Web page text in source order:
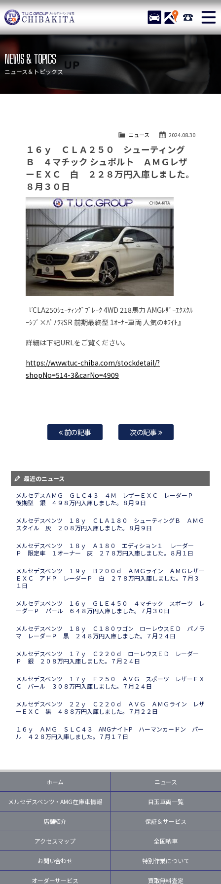
TUCグループ メルセデスベ
STOCK ACCESS 043-
ニュース
在庫リスト
目玉車両一覧
保証＆サービス
アクセスマップ
自動車保険
TUCとは？
リクルート
納車blog
スタッフblog
会社概要
NEWS & TOPICS
ニュース＆トピックス
2024.08.30
ニュース
１６ｙ ＣＬＡ２５０ シューティング
Ｂ ４マチック シュポルト ＡＭＧレザ
ーＥＸＣ 白 ２２８万円入庫しました。
８月３０日
『CLA250ｼｭｰﾃｨﾝｸﾞﾌﾞﾚｰｸ 4WD 218馬力 AMGﾚｻﾞｰｴｸｽｸﾙ
ｰｼﾌﾞ×ﾊﾟﾉﾗﾏSR 前期最終型 1ｵｰﾅｰ車両 人気のﾎﾜｲﾄ』
詳細は下記URLをご覧ください。
https://www.tuc-chiba.com/stockdetail/?
shopNo=514-3&carNo=4909
前の記事 次の記事
最近のニュース
メルセデスＡＭＧ ＧＬＣ４３ ４Ｍ レザーＥＸＣ レーダーＰ
後期型 銀 ４９８万円入庫しました。８月９日
メルセデスベンツ １８ｙ ＣＬＡ１８０ シューティングＢ ＡＭＧ
スタイル 灰 ２０８万円入庫しました。８月９日
メルセデスベンツ １８ｙ Ａ１８０ エディション１ レーダー
Ｐ 限定車 １オーナー 灰 ２７８万円入庫しました。８月１日
メルセデスベンツ １９ｙ Ｂ２００ｄ ＡＭＧライン ＡＭＧレザー
ＥＸＣ アドＰ レーダーＰ 白 ２７８万円入庫しました。７月３
１日
メルセデスベンツ １６ｙ ＧＬＥ４５０ ４マチック スポーツ レ
ーダーＰ パール ６４８万円入庫しました。７月３０日
メルセデスベンツ １８ｙ Ｃ１８０ワゴン ローレウスＥＤ パノラ
マ レーダーＰ 黒 ２４８万円入庫しました。７月２４日
メルセデスベンツ １７ｙ Ｃ２２０ｄ ローレウスＥＤ レーダー
Ｐ 銀 ２０８万円入庫しました。７月２４日
メルセデスベンツ １７ｙ Ｅ２５０ ＡＶＧ スポーツ レザーＥＸ
Ｃ パール ３０８万円入庫しました。７月２４日
メルセデスベンツ ２２ｙ Ｃ２２０ｄ ＡＶＧ ＡＭＧライン レザ
ーＥＸＣ 黒 ４８８万円入庫しました。７月２２日
１６ｙ ＡＭＧ ＳＬＣ４３ AMGナイトP ハーマンカードン パー
ル ４２８万円入庫しました。７月１７日
ホーム ニュース
メルセデスベンツ・AMG在庫車情報 目玉車両一覧
店舗紹介 保証＆サービス
アクセスマップ 全国納車
お問い合わせ 特別作業について
オーダーサービス 買取無料査定